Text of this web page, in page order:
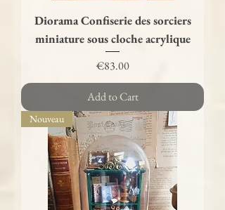
Diorama Confiserie des sorciers
miniature sous cloche acrylique
Price
€83.00
Add to Cart
Nouveau